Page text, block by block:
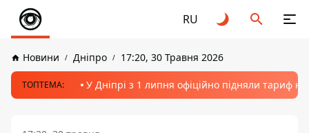
RU
Новини Дніпро 17:20, 30 Травня 2026
ТОПТЕМА: У Дніпрі з 1 липня офіційно підняли тариф